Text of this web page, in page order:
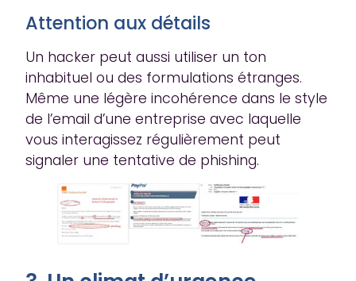
Attention aux détails
Un hacker peut aussi utiliser un ton
inhabituel ou des formulations étranges.
Même une légère incohérence dans le style
de l’email d’une entreprise avec laquelle
vous interagissez régulièrement peut
signaler une tentative de phishing.